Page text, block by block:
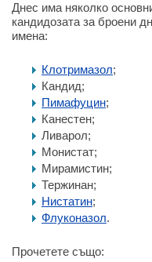
Днес има няколко
кандидозата за броени
имена:
Клотримазол;
Кандид;
Пимафуцин;
Канестен;
Ливарол;
Монистат;
Мирамистин;
Тержинан;
Нистатин;
Флуконазол.
Прочетете също: